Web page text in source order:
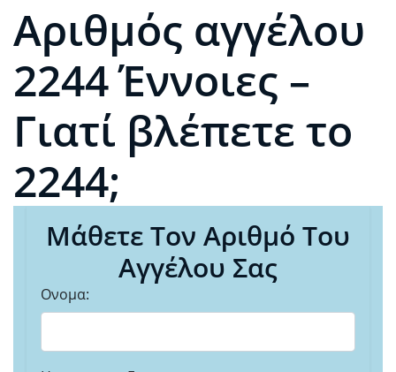
Αριθμός αγγέλου
2244 Έννοιες –
Γιατί βλέπετε το
2244;
Μάθετε Τον Αριθμό Του
Αγγέλου Σας
Ονομα: